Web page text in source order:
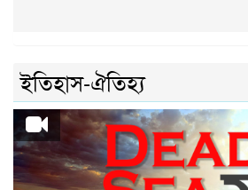
ইতিহাস-ঐতিহ্য